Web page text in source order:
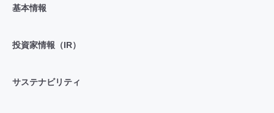
基本情報
投資家情報（IR）
サステナビリティ